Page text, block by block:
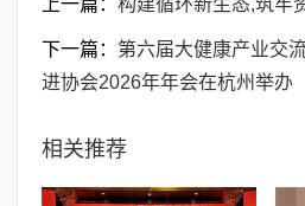
下一篇： 第六届大健康产业交
进协会2026年年会在杭州举办
相关推荐